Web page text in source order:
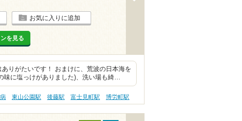
お気に入りに追加
を見る
りがたいです！ おまけに、荒波の日本海を
味に塩っけがありました)、洗い場も綺…
東山公園駅 後藤駅 富士見町駅 博労町駅